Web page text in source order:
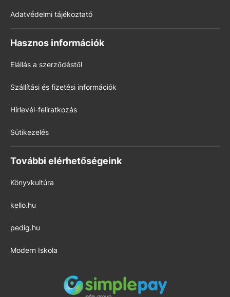
Adatvédelmi tájékoztató
Hasznos információk
Elállás a szerződéstől
Szállítási és fizetési információk
Hírlevél-feliratkozás
Sütikezelés
További elérhetőségeink
Könyvkultúra
kello.hu
pedig.hu
Modern Iskola